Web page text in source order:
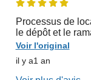
Processus de
le dépôt et le
Voir l'original
il y a1 an